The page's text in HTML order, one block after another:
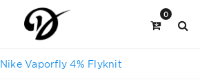
0
Nike Vaporfly 4% Flyknit